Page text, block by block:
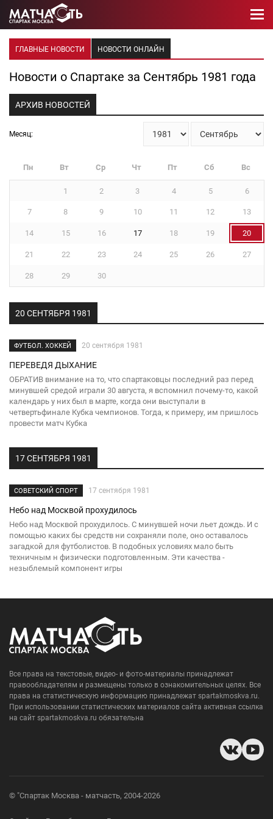
ГЛАВНЫЕ НОВОСТИ НОВОСТИ ОНЛАЙН
Новости о Спартаке за Сентябрь 1981 года
АРХИВ НОВОСТЕЙ
Месяц:
Пн Вт Ср Чт Пт Сб Вс
1 2 3 4 5 6
7 8 9 10 11 12 13
14 15 16 17 18 19 20
21 22 23 24 25 26 27
28 29 30
20 СЕНТЯБРЯ 1981
ФУТБОЛ. ХОККЕЙ 20 сентября 1981
ПЕРЕВЕДЯ ДЫХАНИЕ
ОБРАТИВ внимание на то, что спартаковцы последний раз перед
минувшей средой играли 30 августа, я вспомнил почему-то, какой
календарь у них был в марте, когда они выступали в
четвертьфинале Кубка чемпионов. Тогда, к примеру, им пришлось
провести матч Кубка
17 СЕНТЯБРЯ 1981
СОВЕТСКИЙ СПОРТ 17 сентября 1981
Небо над Москвой прохудилось
Небо над Москвой прохудилось. С минувшей ночи льет дождь. И с
помощью каких бы средств ни сохраняли поле, оно оставалось
загадкой для футболистов. В подобных условиях мало быть
техничным н физически подготовленным. Эти качества -
незыблемый компонент игры
Все права на текстовые, видео- и фото-материалы принадлежат
правообладателям и размещены только в ознакомительных целях. Все
права на статистическую информацию принадлежат spartakmoskva.ru.
При использовании статистических материалов сайта активная ссылка
на сайт spartakmoskva.ru обязательна
© "Спартак Москва - матчасть, 2004-2026